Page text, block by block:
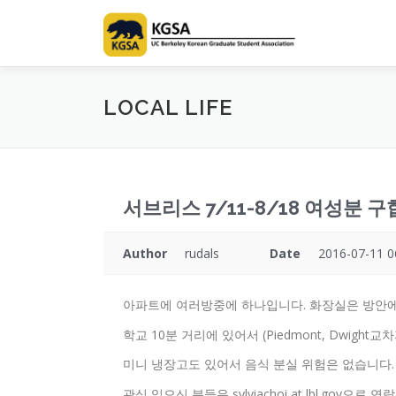
LOCAL LIFE
서브리스 7/11-8/18 여성분 구
Author rudals Date 2016-07-11
아파트에 여러방중에 하나입니다. 화장실은 방
학교 10분 거리에 있어서 (Piedmont, Dwight교
미니 냉장고도 있어서 음식 분실 위험은 없습니